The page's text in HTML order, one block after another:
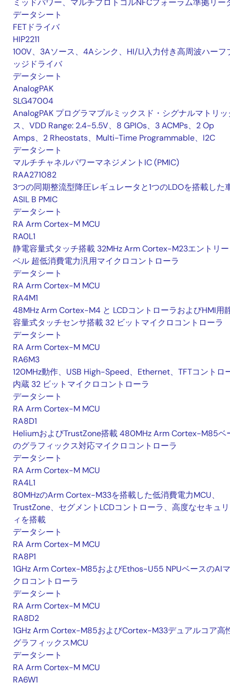
ミッドパワー、マルチプロトコルNFCフォーラム準拠リー
データシート
FETドライバ
HIP2211
100V、3Aソース、4Aシンク、HI/LI入力付き高周波ハーフ
ッジドライバ
データシート
AnalogPAK
SLG47004
AnalogPAK プログラマブルミックスド・シグナルマトリッ
ス、VDD Range: 2.4-5.5V、8 GPIOs、3 ACMPs、2 Op
Amps、2 Rheostats、Multi-Time Programmable、I2C
データシート
マルチチャネルパワーマネジメントIC (PMIC)
RAA271082
3つの同期整流型降圧レギュレータと1つのLDOを搭載した
ASIL B PMIC
データシート
RA Arm Cortex-M MCU
RA0L1
静電容量式タッチ搭載 32MHz Arm Cortex-M23エントリ
ベル 超低消費電力汎用マイクロコントローラ
データシート
RA Arm Cortex-M MCU
RA4M1
48MHz Arm Cortex-M4 と LCDコントローラおよびHMI用
容量式タッチセンサ搭載 32 ビットマイクロコントローラ
データシート
RA Arm Cortex-M MCU
RA6M3
120MHz動作、USB High-Speed、Ethernet、TFTコントロ
内蔵 32 ビットマイクロコントローラ
データシート
RA Arm Cortex-M MCU
RA8D1
HeliumおよびTrustZone搭載 480MHz Arm Cortex-M85ベ
のグラフィックス対応マイクロコントローラ
データシート
RA Arm Cortex-M MCU
RA4L1
80MHzのArm Cortex-M33を搭載した低消費電力MCU、
TrustZone、セグメントLCDコントローラ、高度なセキュ
ィを搭載
データシート
RA Arm Cortex-M MCU
RA8P1
1GHz Arm Cortex-M85およびEthos-U55 NPUベースのAI
クロコントローラ
データシート
RA Arm Cortex-M MCU
RA8D2
1GHz Arm Cortex-M85およびCortex-M33デュアルコア高
グラフィックスMCU
データシート
RA Arm Cortex-M MCU
RA6W1